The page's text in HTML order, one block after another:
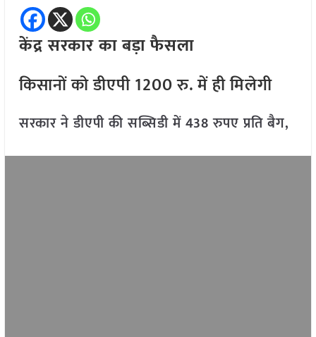
केंद्र सरकार का बड़ा फैसला
किसानों को डीएपी 1200 रु. में ही मिलेगी
सरकार ने डीएपी की सब्सिडी में 438 रुपए प्रति बैग,